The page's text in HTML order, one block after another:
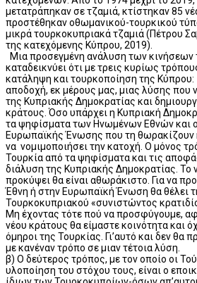
μετατράπηκαν σε τζαμιά, κτίστηκαν 85
προστέθηκαν οθωμανικού-τουρκικού
μικρά τουρκοκυπριακά τζαμιά (Πέτρου
της κατεχόμενης Κύπρου, 2019).
Μια προσεγμένη ανάλυση των κινήσεων
καταδεικνύει ότι με τρεις κυρίως
κατάληψη και τουρκοποίηση της
αποδοχή, εκ μέρους μας, μιας λύσης που
της Κυπριακής Δημοκρατίας και
κράτους. Όσο υπάρχει η Κυπριακή
τα ψηφίσματα των Ηνωμένων Εθνών και
Ευρωπαϊκής Ένωσης που τη θωρακίζουν
να νομιμοποιήσει την κατοχή. Ο μόνος
Τουρκία από τα ψηφίσματα και τις
διάλυση της Κυπριακής Δημοκρατίας. Το
προκύψει θα είναι αθωράκιστο. Για να
Έθνη ή στην Ευρωπαϊκή Ένωση θα θέλει
Τουρκοκυπριακού «συνιστώντος
Μη έχοντας τότε πού να προσφύγουμε,
νέου κράτους θα είμαστε κοινότητα και
όμηροι της Τουρκίας. Γι’αυτό και δεν θα
με κανέναν τρόπο σε μιαν τέτοια λύση.
β) Ο δεύτερος τρόπος, με τον οποίο οι
υλοποίηση του στόχου τους, είναι ο